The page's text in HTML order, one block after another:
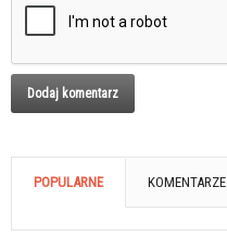
POPULARNE KOMENTARZE